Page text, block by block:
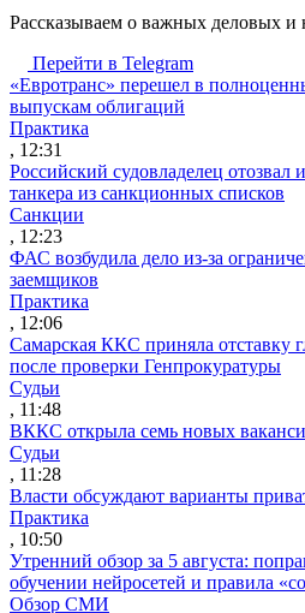
Рассказываем о важных деловых и
Перейти в Telegram
«Евротранс» перешел в
выпускам облигаций
Практика
, 12:31
Российский судовладелец
танкера из санкционных списков
Санкции
, 12:23
ФАС возбудила дело из-за
заемщиков
Практика
, 12:06
Самарская ККС приняла отставку
после проверки Генпрокуратуры
Судьи
, 11:48
ВККС открыла семь новых
Судьи
, 11:28
Власти обсуждают варианты
Практика
, 10:50
Утренний обзор за 5 августа:
обучении нейросетей и правила
Обзор СМИ